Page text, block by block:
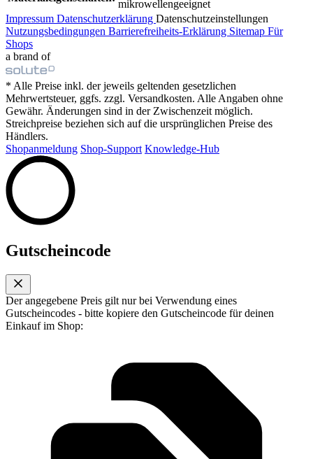
mikrowellengeeignet
Impressum Datenschutzerklärung Datenschutzeinstellungen
Nutzungsbedingungen Barrierefreiheits-Erklärung Sitemap Für
Shops
a brand of
* Alle Preise inkl. der jeweils geltenden gesetzlichen
Mehrwertsteuer, ggfs. zzgl. Versandkosten. Alle Angaben ohne
Gewähr. Änderungen sind in der Zwischenzeit möglich.
Streichpreise beziehen sich auf die ursprünglichen Preise des
Händlers.
Shopanmeldung Shop-Support Knowledge-Hub
Gutscheincode
Der angegebene Preis gilt nur bei Verwendung eines
Gutscheincodes - bitte kopiere den Gutscheincode für deinen
Einkauf im Shop: